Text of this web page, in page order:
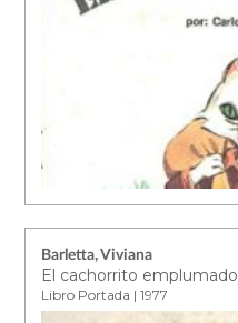
Barletta, Viviana
El cachorrito emplumado
Libro Portada | 1977